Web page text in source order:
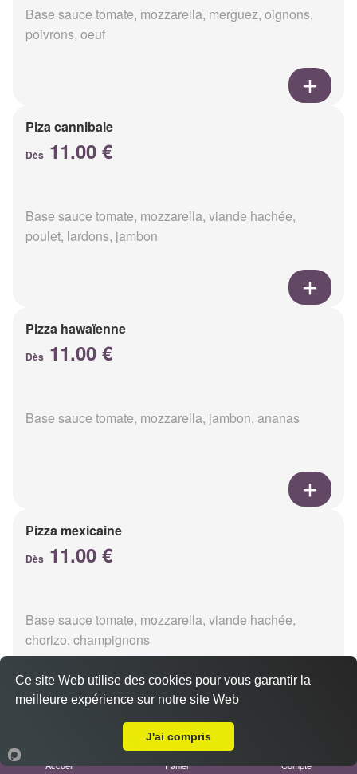
Base sauce tomate, mozzarella, merguez, oignons,
poivrons, oeuf
Piza cannibale
Dès 11.00 €
Base sauce tomate, mozzarella, viande hachée,
poulet, lardons, jambon
Pizza hawaïenne
Dès 11.00 €
Base sauce tomate, mozzarella, jambon, ananas
Pizza mexicaine
Dès 11.00 €
Base sauce tomate, mozzarella, viande hachée,
chorizo, champignons
Accueil Panier Compte
Ce site Web utilise des cookies pour vous garantir la
meilleure expérience sur notre site Web
J'ai compris